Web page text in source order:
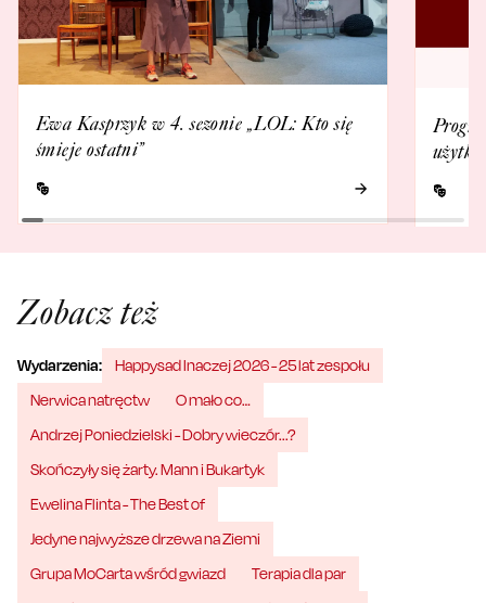
Ewa Kasprzyk w 4. sezonie „LOL: Kto się
śmieje ostatni”
Zobacz też
Wydarzenia:
Happysad Inaczej 2026 - 25 lat zespołu
Nerwica natręctw
O mało co…
Andrzej Poniedzielski - Dobry wieczór...?
Skończyły się żarty. Mann i Bukartyk
Ewelina Flinta - The Best of
Jedyne najwyższe drzewa na Ziemi
Grupa MoCarta wśród gwiazd
Terapia dla par